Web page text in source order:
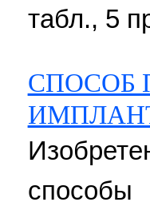
табл., 5
СПОСОБ
способы